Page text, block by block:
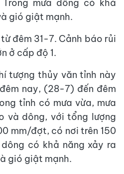
mưa dông có khả
gió giật mạnh.
đêm 31-7. Cảnh báo rủi
ở cấp độ 1.
tượng thủy văn tỉnh này
nay, (28-7) đến đêm
tỉnh có mưa vừa, mưa
và dông, với tổng lượng
mm/đợt, có nơi trên 150
có khả năng xảy ra
gió giật mạnh.